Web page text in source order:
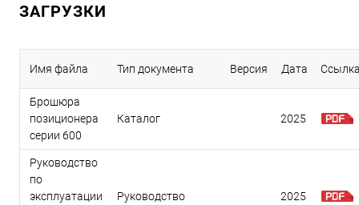
ЗАГРУЗКИ
Имя файла Тип документа Версия Дата
Брошюра
позиционера
серии 600
Каталог 2025
Руководство
по
эксплуатации
Руководство 2025